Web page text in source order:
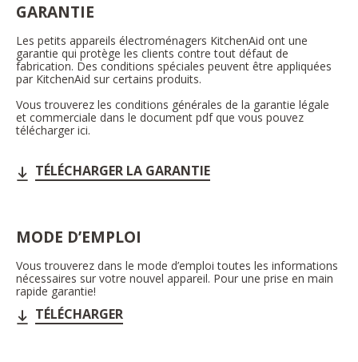
GARANTIE
Les petits appareils électroménagers KitchenAid ont une
garantie qui protège les clients contre tout défaut de
fabrication. Des conditions spéciales peuvent être appliquées
par KitchenAid sur certains produits.
Vous trouverez les conditions générales de la garantie légale
et commerciale dans le document pdf que vous pouvez
télécharger ici.
TÉLÉCHARGER LA GARANTIE
MODE D’EMPLOI
Vous trouverez dans le mode d’emploi toutes les informations
nécessaires sur votre nouvel appareil. Pour une prise en main
rapide garantie!
TÉLÉCHARGER